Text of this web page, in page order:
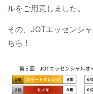
ルをご用意しました。
その、JOTエッセンシ
ちら！